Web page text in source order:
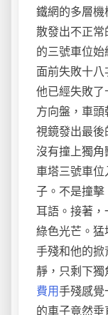
鐵網的多層
散發出不正
的三號車位
面前失敗十
他已經失敗
方向盤，車
視鏡發出最
沒有撞上獨
車塔三號車
子。不是撞
耳語。接著
綠色光芒。
手殘和他的
靜，只剩下
費用手殘感覺
的車子竟然